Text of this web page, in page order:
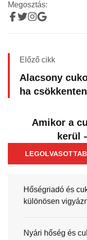
Megosztás:
Előző cikk
Alacsony
ha
Amikor a
kerül
Hőségriadó és
különösen
Nyári hőség és